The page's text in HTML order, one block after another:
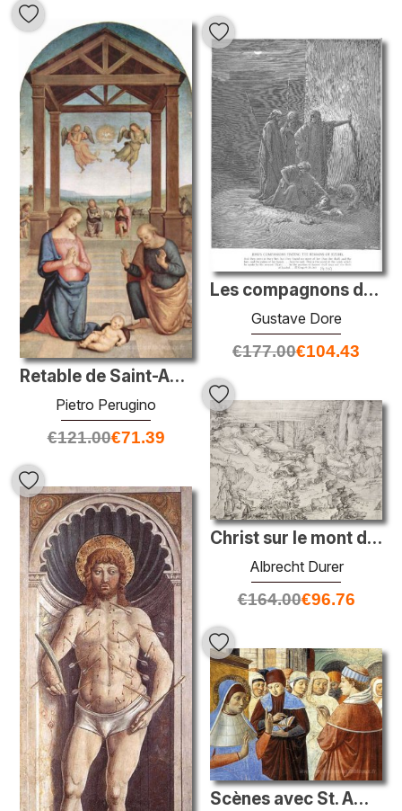
Retable de Saint-Augustin - Adoration des bergers
Pietro Perugino
€121.00€71.39
Les compagnons de Jehu trouvent que les restes de Jezebel
Gustave Dore
€177.00€104.43
Christ sur le mont des olives
Albrecht Durer
€164.00€96.76
Scènes avec St. Ambrose (détail)